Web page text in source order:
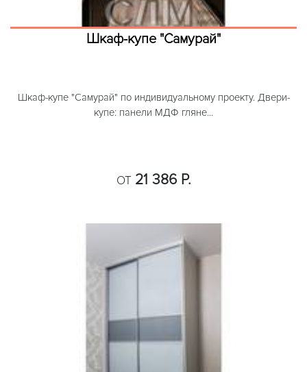
Шкаф-купе "Самурай"
Шкаф-купе "Самурай" по индивидуальному проекту. Двери-
купе: панели МДФ гляне...
ОТ 21 386 Р.